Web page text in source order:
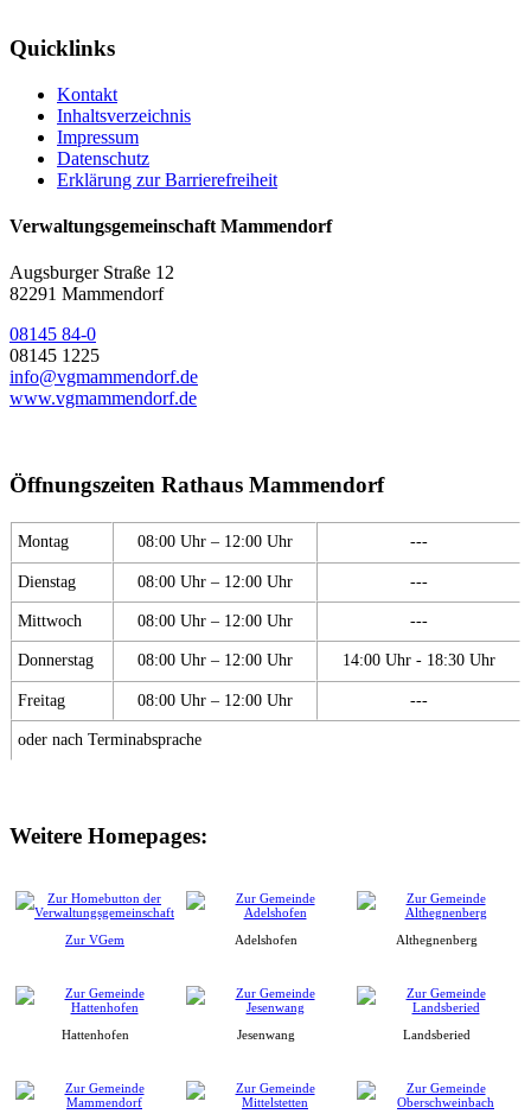
Quicklinks
Kontakt
Inhaltsverzeichnis
Impressum
Datenschutz
Erklärung zur Barrierefreiheit
Verwaltungsgemeinschaft Mammendorf
Augsburger Straße 12
82291 Mammendorf
08145 84-0
08145 1225
info@vgmammendorf.de
www.vgmammendorf.de
Öffnungszeiten Rathaus Mammendorf
Montag 08:00 Uhr – 12:00 Uhr ---
Dienstag 08:00 Uhr – 12:00 Uhr ---
Mittwoch 08:00 Uhr – 12:00 Uhr ---
Donnerstag 08:00 Uhr – 12:00 Uhr 14:00 Uhr - 18:30 Uhr
Freitag 08:00 Uhr – 12:00 Uhr ---
oder nach Terminabsprache
Weitere Homepages:
Zur VGem Adelshofen Althegnenberg
Hattenhofen Jesenwang Landsberied